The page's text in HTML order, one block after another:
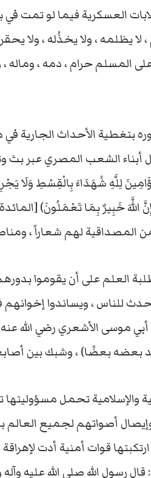
العسكرية فيما لو تمت في
لا يظلمه ، ولا يخذُله ، ولا
المسلم حرام ، دمه ،
بتغطية الأحداث الجارية
الشعب المصري عبر بث
قَوَّامِينَ لِلَّهِ شُهَدَاءَ بِالْقِسْطِ وَلَا
المصداقية لهم شعاراً ،
العلم على أن يقوموا
للناس ، ويساندوا
موسى الأشعري رضي الله عنه
بعضه بعضًا) ، وشبك بين
والإسلامية تحمل
أصواتهم لجميع
قوات أمنية أدت
قال رسول الله صلى الله عليه